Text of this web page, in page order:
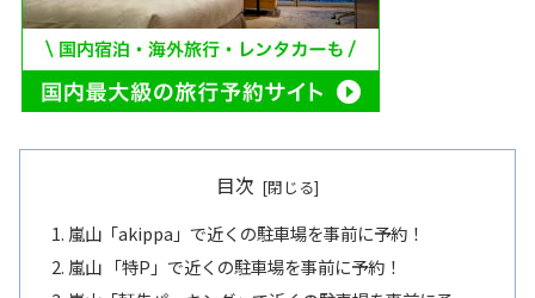
目次
嵐山「akippa」で近くの駐車場を事前に予約！
嵐山 「特P」で近くの駐車場を事前に予約！